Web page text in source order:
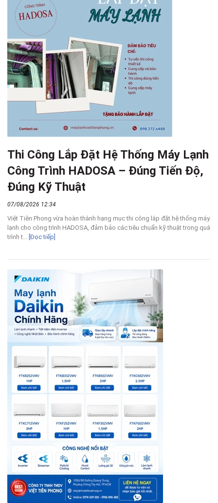
Thi Công Lắp Đặt Hệ Thống Máy Lạnh
Công Trình HADOSA – Đúng Tiến Độ,
Đúng Kỹ Thuật
07/08/2026 12:34
Việt Tiên Phong vừa hoàn thành hạng mục thi công lắp đặt hệ thống máy
lạnh cho công trình HADOSA, đảm bảo các tiêu chuẩn kỹ thuật trong quá
trình t... [Đọc tiếp]